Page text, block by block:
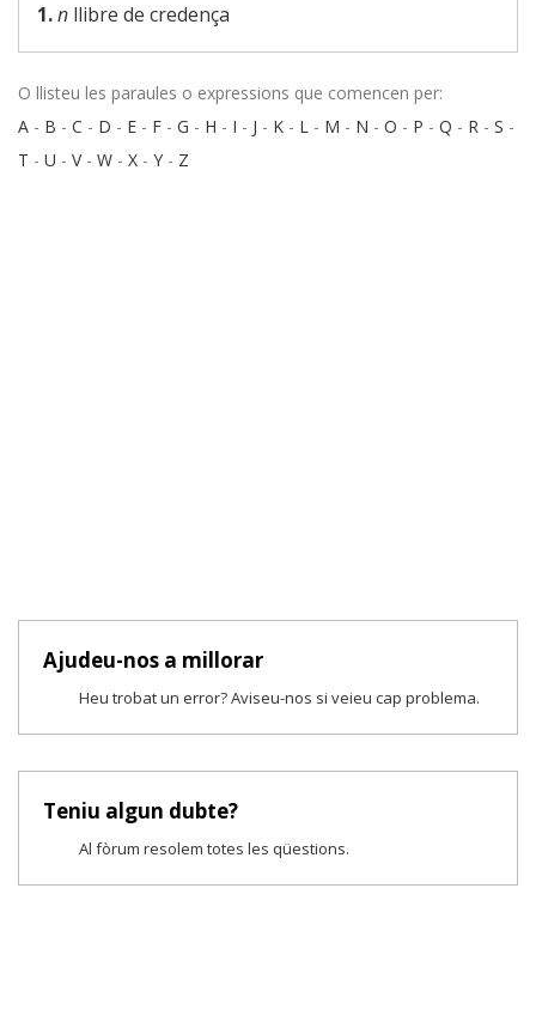
1.n llibre de credença
O llisteu les paraules o expressions que comencen per:
A - B - C - D - E - F - G - H - I - J - K - L - M - N - O - P - Q - R - S -
T - U - V- W - X - Y - Z
Ajudeu-nos a millorar
Heu trobat un error? Aviseu-nos si veieu cap problema.
Teniu algun dubte?
Al fòrum resolem totes les qüestions.